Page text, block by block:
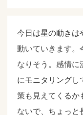
今日は星の動きは
動いていきます。
なりそう。感情に
にモニタリングし
策も見えてくるか
ないで、ちょっと